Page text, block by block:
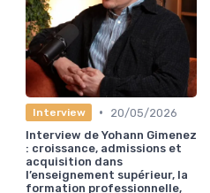
Interview •
20/05/2026
Interview de Yohann Gimenez
: croissance, admissions et
acquisition dans
l’enseignement supérieur, la
formation professionnelle,